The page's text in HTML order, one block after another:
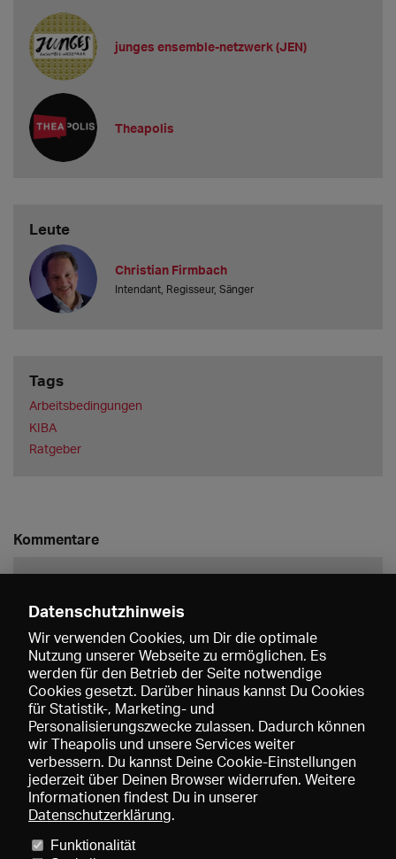
Nein, aktuell gibt es keine Vakanzen.
Welche Mindestgage bieten Sie Berufsanfänger*innen
derzeit an? Ist die Gage verhandelbar?
Welche Gast-Gage bieten Sie mindestens
junges ensemble-netzwerk (JEN)
Theapolis
Leute
Christian Firmbach
Intendant, Regisseur, Sänger
Tags
Arbeitsbedingungen
KIBA
Ratgeber
Kommentare
Speichern
Datenschutzhinweis
Wir verwenden Cookies, um Dir die optimale
Nutzung unserer Webseite zu ermöglichen. Es
werden für den Betrieb der Seite notwendige
Cookies gesetzt. Darüber hinaus kannst Du Cookies
für Statistik-, Marketing- und
Personalisierungszwecke zulassen. Dadurch können
wir Theapolis und unsere Services weiter
verbessern. Du kannst Deine Cookie-Einstellungen
jederzeit über Deinen Browser widerrufen. Weitere
Informationen findest Du in unserer
Datenschutzerklärung.
Funktionalität